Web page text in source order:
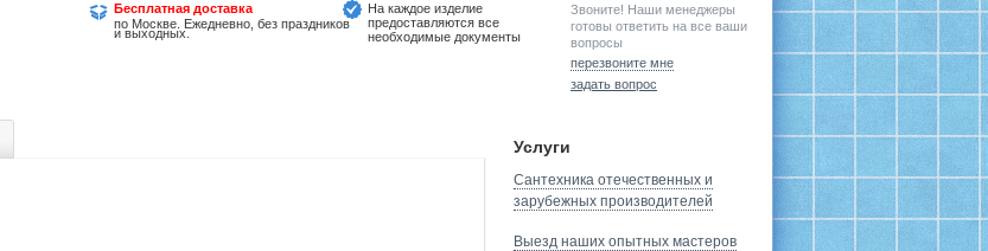
Бесплатная доставка
по Москве. Ежедневно, без праздников
и выходных.
На каждое изделие
предоставляются все
необходимые документы
Звоните! Наши менеджеры
готовы ответить на все ваши
вопросы
перезвоните мне
задать вопрос
Услуги
Сантехника отечественных и
зарубежных производителей
Выезд наших опытных мастеров